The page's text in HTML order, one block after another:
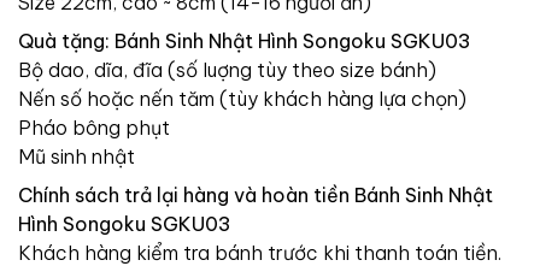
Quà tặng: Bánh Sinh Nhật Hình Songoku SGKU03
Bộ dao, dĩa, đĩa (số luợng tùy theo size bánh)
Nến số hoặc nến tăm (tùy khách hàng lựa chọn)
Pháo bông phụt
Mũ sinh nhật
Chính sách trả lại hàng và hoàn tiền Bánh Sinh Nhật
Hình Songoku SGKU03
Khách hàng kiểm tra bánh trước khi thanh toán tiền.